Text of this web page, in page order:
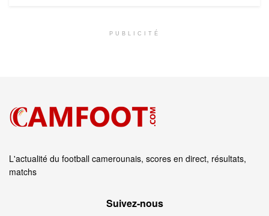
PUBLICITÉ
L'actualité du football camerounais, scores en direct, résultats,
matchs
Suivez‑nous